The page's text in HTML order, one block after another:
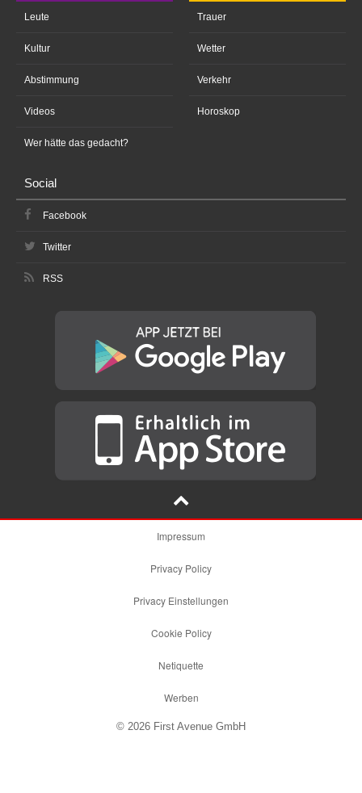
Leute
Kultur
Abstimmung
Videos
Wer hätte das gedacht?
Trauer
Wetter
Verkehr
Horoskop
Social
Facebook
Twitter
RSS
Impressum
Privacy Policy
Privacy Einstellungen
Cookie Policy
Netiquette
Werben
© 2026 First Avenue GmbH